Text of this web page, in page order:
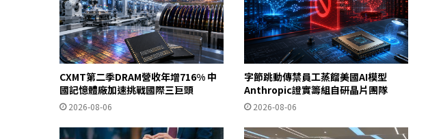
CXMT第二季DRAM營收年增716% 中
國記憶體廠加速挑戰國際三巨頭
2026-08-06
字節跳動傳禁員工蒸餾美國AI模型
Anthropic證實籌組自研晶片團隊
2026-08-06